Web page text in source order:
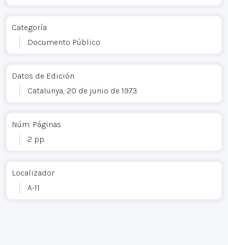
Categoría
Documento Público
Datos de Edición
Catalunya, 20 de junio de 1973.
Núm. Páginas
2 pp.
Localizador
A-11